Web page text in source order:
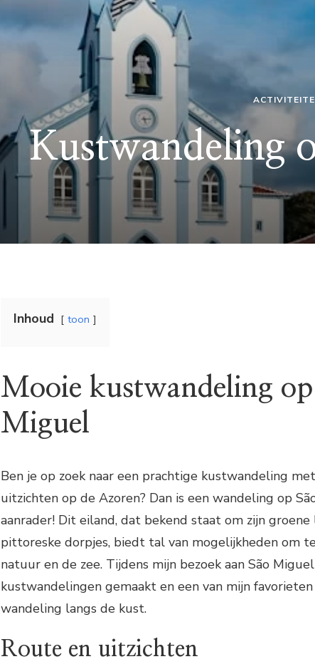
Kustwandeling
Inhoud toon
Mooie kustwandeling op
Miguel
Ben je op zoek naar een prachtige kustwandeling
uitzichten op de Azoren? Dan is een wandeling op
aanrader! Dit eiland, dat bekend staat om zijn groene
pittoreske dorpjes, biedt tal van mogelijkheden om
natuur en de zee. Tijdens mijn bezoek aan São
kustwandelingen gemaakt en een van mijn
wandeling langs de kust.
Route en uitzichten